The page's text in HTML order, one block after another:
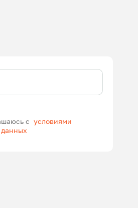
с условиями